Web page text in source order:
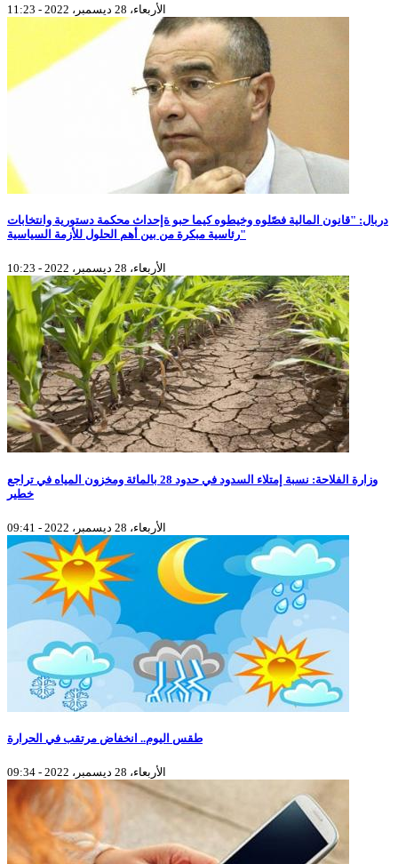
الأربعاء، 28 ديسمبر، 2022 - 11:23
دربال: "قانون المالية فصّلوه وخيطوه كيما حبو ةإحداث محكمة دستورية وانتخابات
رئاسية مبكرة من بين أهم الحلول للأزمة السياسية"
الأربعاء، 28 ديسمبر، 2022 - 10:23
وزارة الفلاحة: نسبة إمتلاء السدود في حدود 28 بالمائة ومخزون المياه في تراجع
خطير
الأربعاء، 28 ديسمبر، 2022 - 09:41
طقس اليوم.. انخفاض مرتقب في الحرارة
الأربعاء، 28 ديسمبر، 2022 - 09:34